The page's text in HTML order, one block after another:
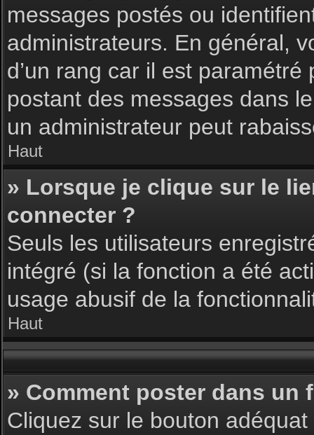
messages postés ou
administrateurs. En général,
d’un rang car il est
postant des messages dans
un administrateur peut
Haut
» Lorsque je clique sur le
connecter ?
Seuls les utilisateurs
intégré (si la fonction a été
usage abusif de la
Haut
» Comment poster dans un
Cliquez sur le bouton